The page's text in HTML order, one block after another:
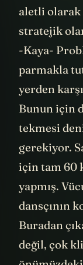
aletli olarak
stratejik
-Kaya-
parmakla
yerden
Bunun için
tekmesi
gerekiyor.
için tam 60
yapmış.
dansçının
Buradan
değil, çok